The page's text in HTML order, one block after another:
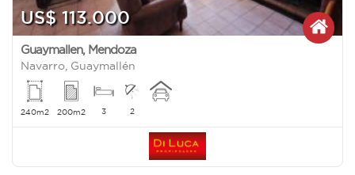
US$ 113.000
Guaymallen, Mendoza
Navarro, Guaymallén
240m2 200m2 3 2